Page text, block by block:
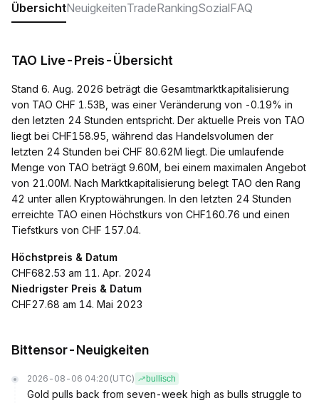
ÜbersichtNeuigkeitenTradeRankingSozialFAQ
TAO Live-Preis-Übersicht
Stand 6. Aug. 2026 beträgt die Gesamtmarktkapitalisierung
von TAO CHF 1.53B, was einer Veränderung von -0.19% in
den letzten 24 Stunden entspricht. Der aktuelle Preis von TAO
liegt bei CHF158.95, während das Handelsvolumen der
letzten 24 Stunden bei CHF 80.62M liegt. Die umlaufende
Menge von TAO beträgt 9.60M, bei einem maximalen Angebot
von 21.00M. Nach Marktkapitalisierung belegt TAO den Rang
42 unter allen Kryptowährungen. In den letzten 24 Stunden
erreichte TAO einen Höchstkurs von CHF160.76 und einen
Tiefstkurs von CHF 157.04.
Höchstpreis & Datum
CHF682.53 am 11. Apr. 2024
Niedrigster Preis & Datum
CHF27.68 am 14. Mai 2023
Bittensor-Neuigkeiten
2026-08-06 04:20 (UTC) bullisch
Gold pulls back from seven-week high as bulls struggle to